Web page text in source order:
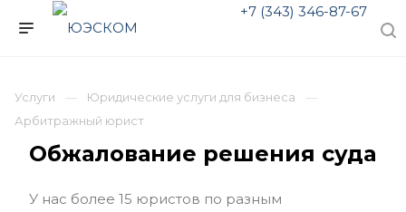
+7 (343) 346-87-67
Услуги
Юридические услуги для бизнеса
Арбитражный юрист
Обжалование решения суда
У нас более 15 юристов по разным